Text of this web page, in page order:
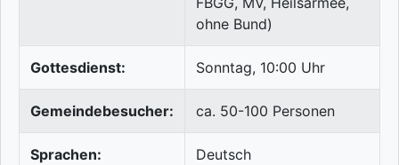
ohne Bund)
Gottesdienst: Sonntag, 10:00 Uhr
Gemeindebesucher: ca. 50-100 Personen
Sprachen: Deutsch